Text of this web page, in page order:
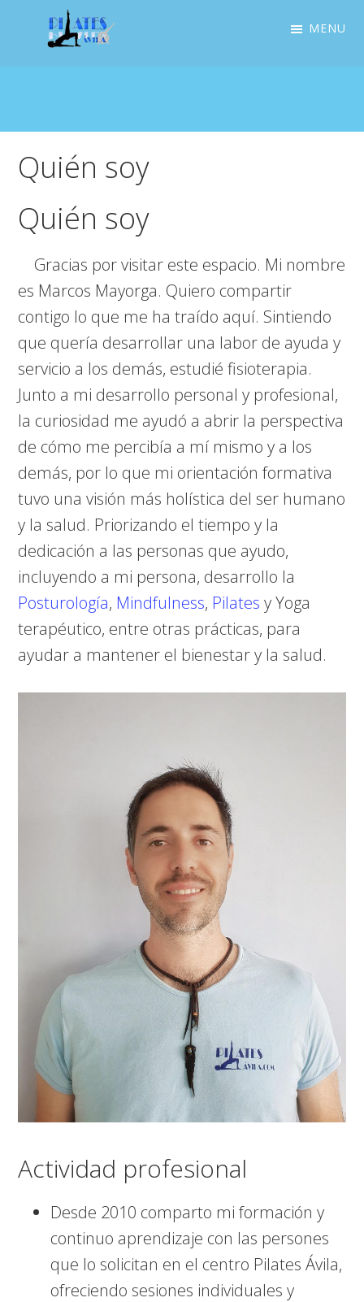
las
personas
para
mejorar
su
estado
de
salud,
acompañando
en
la
búsqueda
del
equilibrio
entre
cuerpo
y
mente.
MENU
Quién soy
Quién soy
Gracias por visitar este espacio. Mi nombre
es Marcos Mayorga. Quiero compartir
contigo lo que me ha traído aquí. Sintiendo
que quería desarrollar una labor de ayuda y
servicio a los demás, estudié fisioterapia.
Junto a mi desarrollo personal y profesional,
la curiosidad me ayudó a abrir la perspectiva
de cómo me percibía a mí mismo y a los
demás, por lo que mi orientación formativa
tuvo una visión más holística del ser humano
y la salud. Priorizando el tiempo y la
dedicación a las personas que ayudo,
incluyendo a mi persona, desarrollo la
Posturología, Mindfulness, Pilates y Yoga
terapéutico, entre otras prácticas, para
ayudar a mantener el bienestar y la salud.
Actividad profesional
Desde 2010 comparto mi formación y
continuo aprendizaje con las persones
que lo solicitan en el centro Pilates Ávila,
ofreciendo sesiones individuales y